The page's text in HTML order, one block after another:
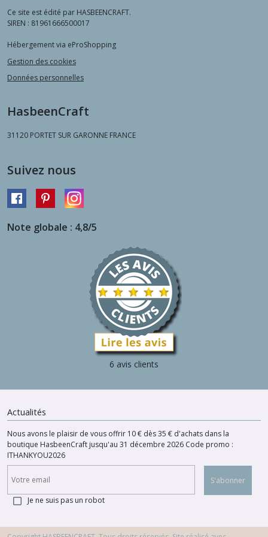
Ce site est édité par HASBEENCRAFT.
SIREN : 81961666500017
Hébergement via eProShopping
Gestion des cookies
Données personnelles
HasbeenCraft
31120 PORTET SUR GARONNE FRANCE
Suivez nous
Note globale : 4,8/5
6 avis clients
Actualités
Nous avons le plaisir de vous offrir 10 € dès 35 € d'achats dans la
boutique HasbeenCraft jusqu'au 31 décembre 2026 Code promo :
ITHANKYOU2026
S'abonner
Je ne suis pas un robot